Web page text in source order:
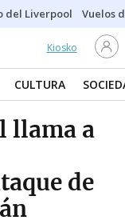
del Liverpool Vuelos
Kiosko
CULTURA
llama a
de